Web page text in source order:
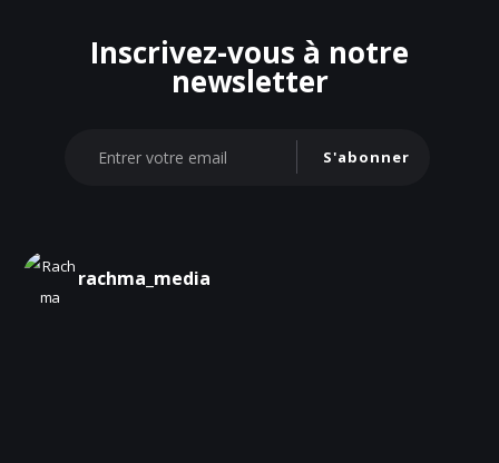
Inscrivez-vous à notre
newsletter
S'abonner
rachma_media